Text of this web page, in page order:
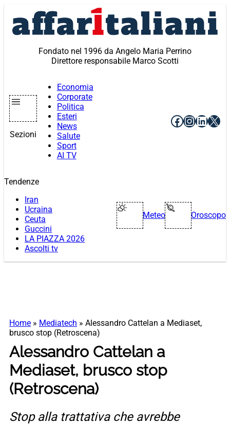
contenuto
Fondato nel 1996 da Angelo Maria Perrino
Direttore responsabile Marco Scotti
Sezioni
Economia
Corporate
Politica
Esteri
News
Salute
Sport
AI TV
Facebook
X
Tendenze
Iran
Ucraina
Ceuta
Guccini
LA PIAZZA 2026
Ascolti tv
Meteo Oroscopo
Home » Mediatech » Alessandro Cattelan a Mediaset,
brusco stop (Retroscena)
Alessandro Cattelan a
Mediaset, brusco stop
(Retroscena)
Stop alla trattativa che avrebbe